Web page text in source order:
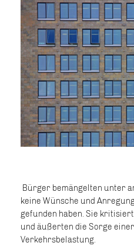
Bürger bemängelten unter
keine Wünsche und
gefunden haben. Sie
und äußerten die Sorge
Verkehrsbelastung.